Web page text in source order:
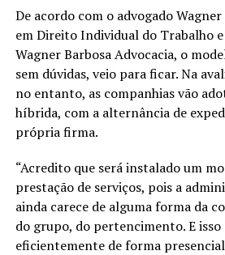
De acordo com o advogado
em Direito Individual do Trabalho
Wagner Barbosa Advocacia, o
sem dúvidas, veio para ficar. Na
no entanto, as companhias vão
híbrida, com a alternância de
própria firma.
“Acredito que será instalado um
prestação de serviços, pois a
ainda carece de alguma forma da
do grupo, do pertencimento. E isso
eficientemente de forma